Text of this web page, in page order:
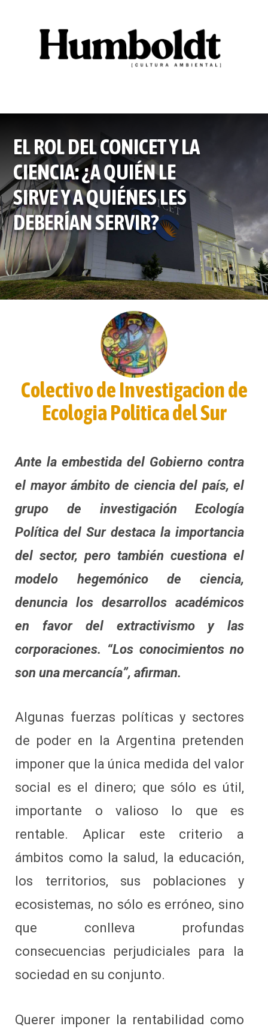
EL ROL DEL CONICET Y LA
CIENCIA: ¿A QUIÉN LE
SIRVE Y A QUIÉNES LES
DEBERÍAN SERVIR?
Colectivo de Investigacion de
Ecologia Politica del Sur
Ante la embestida del Gobierno contra
el mayor ámbito de ciencia del país, el
grupo de investigación Ecología
Política del Sur destaca la importancia
del sector, pero también cuestiona el
modelo hegemónico de ciencia,
denuncia los desarrollos académicos
en favor del extractivismo y las
corporaciones. “Los conocimientos no
son una mercancía”, afirman.
Algunas fuerzas políticas y sectores
de poder en la Argentina pretenden
imponer que la única medida del valor
social es el dinero; que sólo es útil,
importante o valioso lo que es
rentable. Aplicar este criterio a
ámbitos como la salud, la educación,
los territorios, sus poblaciones y
ecosistemas, no sólo es erróneo, sino
que conlleva profundas
consecuencias perjudiciales para la
sociedad en su conjunto.
Querer imponer la rentabilidad como